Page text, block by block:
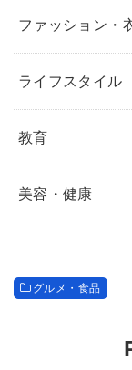
ファッション・
ライフスタイル
教育
美容・健康
グルメ・食品